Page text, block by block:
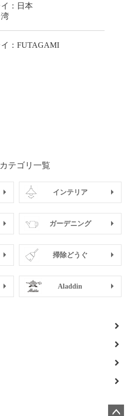
：日本
：FUTAGAMI
テゴリ一覧
インテリア
ガーデニング
掃除どうぐ
Aladdin